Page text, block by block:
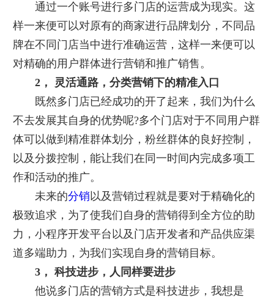
通过一个账号进行多门店的运营成为现实。这
样一来便可以对原有的商家进行品牌划分，不同品
牌在不同门店当中进行准确运营，这样一来便可以
对精确的用户群体进行营销和推广销售。
2， 灵活通路，分类营销下的精准入口
既然多门店已经成功的开了起来，我们为什么
不去发展其自身的优势呢?多个门店对于不同用户群
体可以做到精准群体划分，粉丝群体的良好控制，
以及分拨控制，能让我们在同一时间内完成多项工
作和活动的推广。
未来的分销 以及营销过程就是要对于精确化的
极致追求，为了使我们自身的营销得到全方位的助
力，小程序开发平台以及门店开发者和产品供应渠
道多端助力，为我们实现自身的营销目标。
3， 科技进步，人同样要进步
他说多门店的营销方式是科技进步，我想是